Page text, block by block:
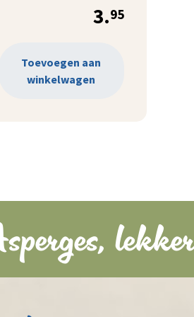
3.95
Toevoegen aan
winkelwagen